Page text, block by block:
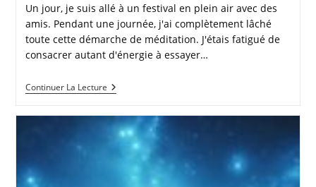
Un jour, je suis allé à un festival en plein air avec des
amis. Pendant une journée, j'ai complètement lâché
toute cette démarche de méditation. J'étais fatigué de
consacrer autant d'énergie à essayer…
Continuer La LectureMÉDITER
OU
DE